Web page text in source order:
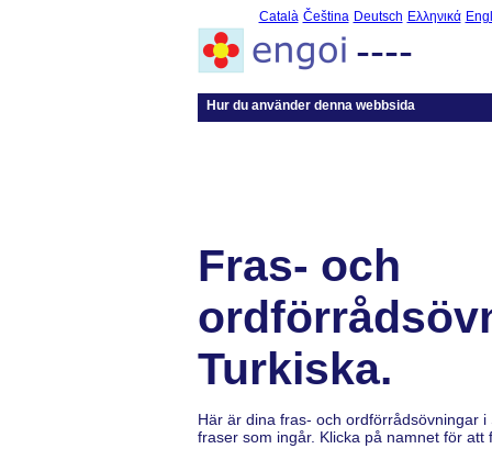
Català Čeština Deutsch Ελληνικά
----
Hur du använder denna webbsida
Fras- och
Turkiska.
Här är dina fras- och ordförrådsövningar
fraser som ingår. Klicka på namnet för att